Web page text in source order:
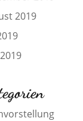
2019